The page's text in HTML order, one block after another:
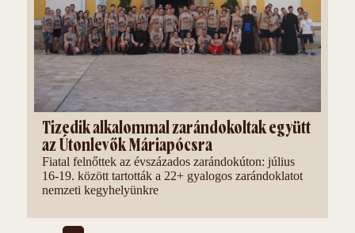
Tizedik alkalommal zarándokoltak együtt
az Útonlevők Máriapócsra
Fiatal felnőttek az évszázados zarándokúton: július
16-19. között tartották a 22+ gyalogos zarándoklatot
nemzeti kegyhelyünkre